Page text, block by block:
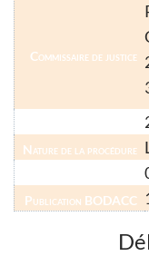
Commissaire de justice
Nature de la procédure
Publication BODACC